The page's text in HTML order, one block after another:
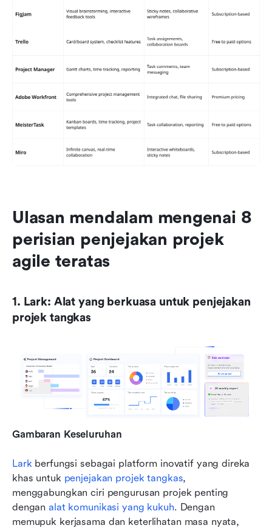
Ulasan mendalam mengenai 8
perisian penjejakan projek
agile teratas
1. Lark: Alat yang berkuasa untuk penjejakan
projek tangkas
Gambaran Keseluruhan
Lark berfungsi sebagai platform inovatif yang direka
khas untuk penjejakan projek tangkas,
menggabungkan ciri pengurusan projek penting
dengan alat komunikasi yang kukuh. Dengan
memupuk kerjasama dan keterlihatan masa nyata,